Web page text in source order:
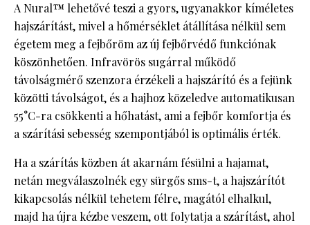
A Nural™ lehetővé teszi a gyors, ugyanakkor kíméletes
hajszárítást, mivel a hőmérséklet átállítása nélkül sem
égetem meg a fejbőröm az új fejbőrvédő funkciónak
köszönhetően. Infravörös sugárral működő
távolságmérő szenzora érzékeli a hajszárító és a fejünk
közötti távolságot, és a hajhoz közeledve automatikusan
55°C-ra csökkenti a hőhatást, ami a fejbőr komfortja és
a szárítási sebesség szempontjából is optimális érték.
Ha a szárítás közben át akarnám fésülni a hajamat,
netán megválaszolnék egy sürgős sms-t, a hajszárítót
kikapcsolás nélkül tehetem félre, magától elhalkul,
majd ha újra kézbe veszem, ott folytatja a szárítást, ahol